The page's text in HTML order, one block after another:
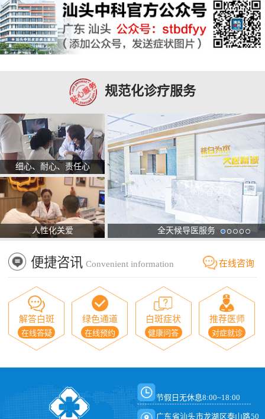
规范化诊疗服务
细心、耐心、责任心
人性化关爱 全天候导医服务
便捷咨讯 Convenient information 在线咨询
解答白斑
在线答疑
绿色通道
在线预约
白斑症状
健康问答
推荐医师
对症就诊
节假日无休息8:00~18:00
广东省汕头市龙湖区泰山路50